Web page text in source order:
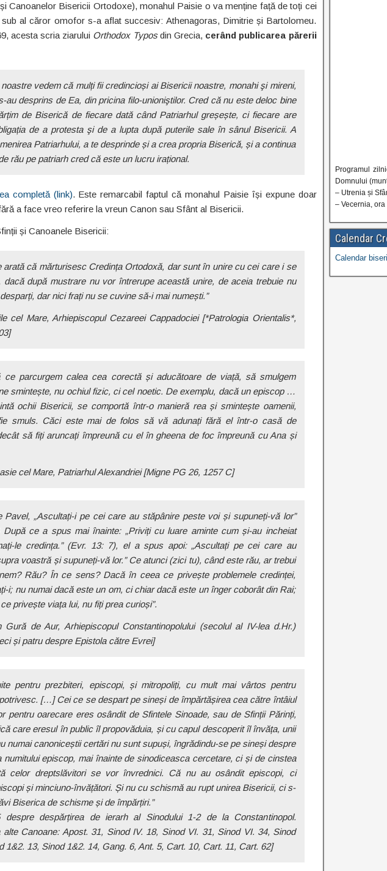
Canoanelor Bisericii Ortodoxe), monahul Paisie o va menține față de toți cei
al căror omofor s-a aflat succesiv: Athenagoras, Dimitrie și Bartolomeu.
acesta scria ziarului Orthodox Typosdin Grecia, cerând publicarea părerii
vedem că mulți fii credincioși ai Bisericii noastre, monahi şi mireni,
au desprins de Ea, din pricina filo-unioniştilor. Cred că nu este deloc bine
de Biserică de fiecare dată când Patriarhul greșește, ci fiecare are
de a protesta şi de a lupta după puterile sale în sânul Bisericii. A
Patriarhului, a te desprinde și a crea propria Biserică, și a continua
rău pe patri­arh cred că este un lucru irațional.
completă (link). Este remarcabil faptul că monahul Paisie își expune doar
a face vreo referire la vreun Canon sau Sfânt al Bisericii.
și Canoanele Bisericii:
arată că mărturisesc Credința Ortodoxă, dar sunt în unire cu cei care i se
dacă după mustrare nu vor întrerupe această unire, de aceia trebuie nu
dar nici frați nu se cuvine să-i mai numești.”
cel Mare, Arhiepiscopul Cezareei Cappadociei [*Patrologia Orientalis*,
ce parcurgem calea cea corectă și aducătoare de viață, să smulgem
smintește, nu ochiul fizic, ci cel noetic. De exemplu, dacă un episcop …
ochii Bisericii, se comportă într-o manieră rea și smintește oamenii,
smuls. Căci este mai de folos să vă adunați fără el într-o casă de
să fiți aruncați împreună cu el în gheena de foc împreună cu Ana și
cel Mare, Patriarhul Alexandriei [Migne PG 26, 1257 C]
Pavel, „Ascultați-i pe cei care au stăpânire peste voi și supuneți-vă lor”
După ce a spus mai înainte: „Priviți cu luare aminte cum și-au incheiat
le credința.” (Evr. 13: 7), el a spus apoi: „Ascultați pe cei care au
voastră și supuneți-vă lor.” Ce atunci (zici tu), când este rău, ar trebui
Rău? În ce sens? Dacă în ceea ce privește problemele credinței,
i; nu numai dacă este un om, ci chiar dacă este un înger coborât din Rai;
privește viața lui, nu fiți prea curioși”.
Gură de Aur, Arhiepiscopul Constantinopolului (secolul al IV-lea d.Hr.)
și patru despre Epistola către Evrei]
pentru prezbiteri, episcopi, și mitropoliți, cu mult mai vârtos pentru
[…] Cei ce se despart pe sineși de împărtășirea cea către întâiul
pentru oarecare eres osândit de Sfintele Sinoade, sau de Sfinții Părinți,
care eresul în public îl propovăduia, și cu capul descoperit îl învăța, unii
numai canoniceștii certări nu sunt supuși, îngrădindu-se pe sineși despre
numitului episcop, mai înainte de sinodiceasca cercetare, ci și de cinstea
celor dreptslăvitori se vor învrednici. Că nu au osândit episcopi, ci
și minciuno-învățători. Și nu cu schismă au rupt unirea Bisericii, ci s-
Biserica de schisme și de împărțiri.”
despre despărțirea de ierarh al Sinodului 1-2 de la Constantinopol.
alte Canoane: Apost. 31, Sinod IV. 18, Sinod VI. 31, Sinod VI. 34, Sinod
1&2. 13, Sinod 1&2. 14, Gang. 6, Ant. 5, Cart. 10, Cart. 11, Cart. 62]
Programul
Domnului
– Utrenia și
– Vecernia, ora
Calendar
Calendar